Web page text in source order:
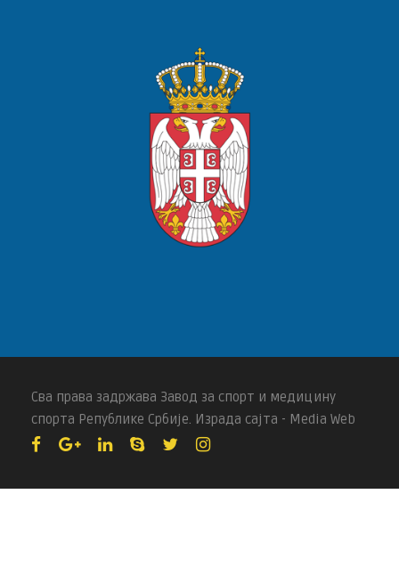
Сва права задржава Завод за спорт и медицину
спорта Републике Србије. Израда сајта - Media Web